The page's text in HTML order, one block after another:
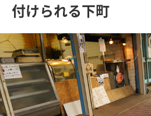
付けられる下町